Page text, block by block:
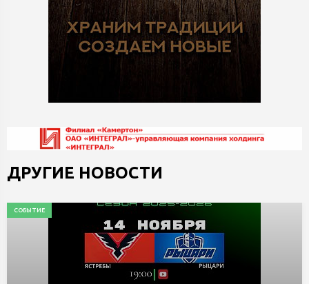
ДРУГИЕ НОВОСТИ
СОБЫТИЕ